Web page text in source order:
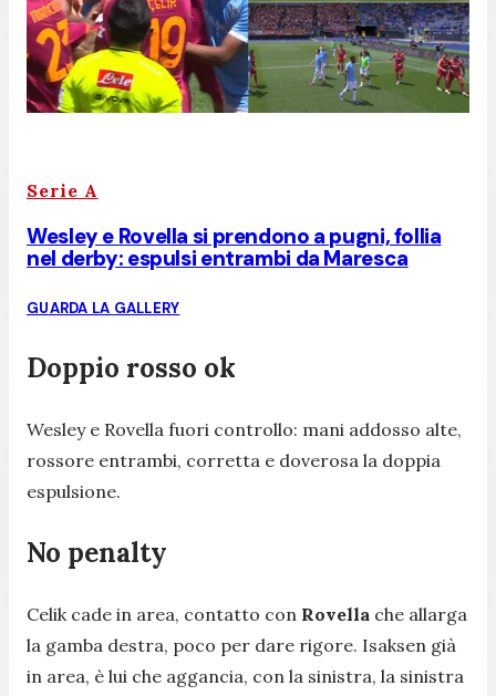
Serie A
Wesley e Rovella si prendono a pugni, follia
nel derby: espulsi entrambi da Maresca
GUARDA LA GALLERY
Doppio rosso ok
Wesley e Rovella fuori controllo: mani addosso alte,
rossore entrambi, corretta e doverosa la doppia
espulsione.
No penalty
Celik cade in area, contatto con Rovella che allarga
la gamba destra, poco per dare rigore. Isaksen già
in area, è lui che aggancia, con la sinistra, la sinistra